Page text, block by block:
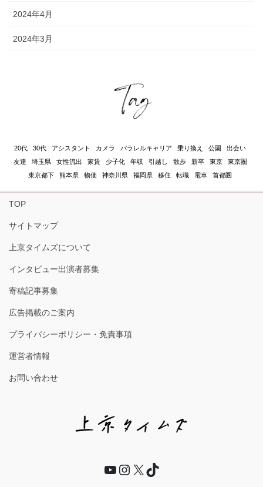
2024年4月
2024年3月
20代 30代 アシスタント カメラ パラレルキャリア 乗り換え 公園
出会い
友達
埼玉県 女性流出 家賃 少子化 年収 引越し 散歩 新卒 東京
東京圏
東京都下
熊本県 物価 神奈川県 福岡県 移住 転職 電車 首都圏
TOP
サイトマップ
上京タイムズについて
インタビュー出演者募集
寄稿記事募集
広告掲載のご案内
プライバシーポリシー・免責事項
運営者情報
お問い合わせ
YouTube
Instagram
X TikTok